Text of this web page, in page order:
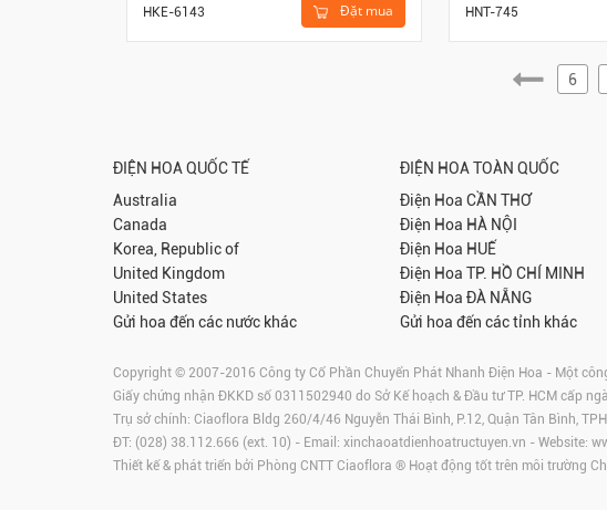
Đặt mua
HKE-6143 HNT-745
6
ĐIỆN HOA QUỐC TẾ
Australia
Canada
Korea, Republic of
United Kingdom
United States
Gửi hoa đến các nước khác
ĐIỆN HOA TOÀN QUỐC
Điện Hoa CẦN THƠ
Điện Hoa HÀ NỘI
Điện Hoa HUẾ
Điện Hoa TP. HỒ CHÍ MINH
Điện Hoa ĐÀ NẴNG
Gửi hoa đến các tỉnh khác
Copyright © 2007-2016 Công ty Cổ Phần Chuyển Phát Nhanh Điện Hoa - Một
Giấy chứng nhận ĐKKD số 0311502940 do Sở Kế hoạch & Đầu tư TP. HCM cấp
Trụ sở chính: Ciaoflora Bldg 260/4/46 Nguyễn Thái Bình, P.12, Quận Tân Bình,
ĐT: (028) 38.112.666 (ext. 10) - Email: xinchaoatdienhoatructuyen.vn - Website:
Thiết kế & phát triển bởi Phòng CNTT Ciaoflora ® Hoạt động tốt trên môi trường